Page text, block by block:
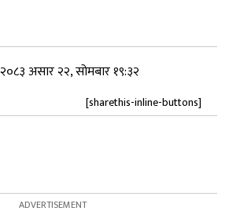
२०८३ असार २२, सोमबार १९:३२
[sharethis-inline-buttons]